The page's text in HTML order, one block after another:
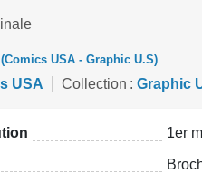
(Comics USA - Graphic U.S)
USA Collection Graphic
1er